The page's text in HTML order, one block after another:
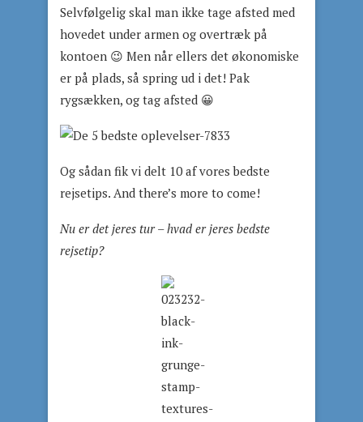
Selvfølgelig skal man ikke tage afsted med
hovedet under armen og overtræk på
kontoen 😉 Men når ellers det økonomiske
er på plads, så spring ud i det! Pak
rygsækken, og tag afsted 😀
Og sådan fik vi delt 10 af vores bedste
rejsetips. And there’s more to come!
Nu er det jeres tur – hvad er jeres bedste
rejsetip?